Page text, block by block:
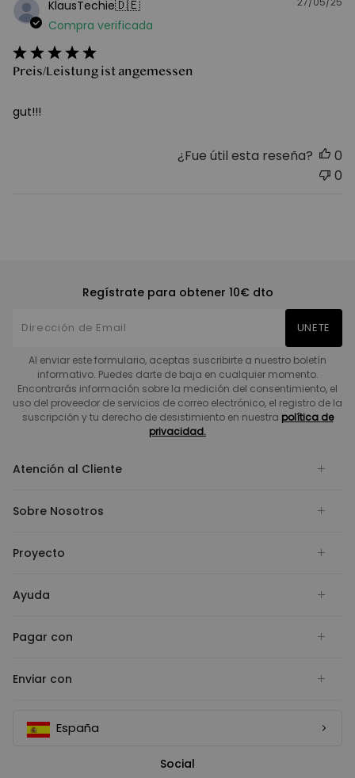
KlausTechie🇩🇪
Compra verificada
Preis/Leistung ist angemessen
gut!!!
¿Fue útil esta reseña?
0
0
Regístrate para obtener 10€ dto
UNETE
Al enviar este formulario, aceptas suscribirte a nuestro boletín
informativo. Puedes darte de baja en cualquier momento.
Encontrarás información sobre la medición del consentimiento, el
uso del proveedor de servicios de correo electrónico, el registro de la
suscripción y tu derecho de desistimiento en nuestra política de
privacidad.
Atención al Cliente
Sobre Nosotros
Proyecto
Ayuda
Pagar con
Enviar con
España
Social